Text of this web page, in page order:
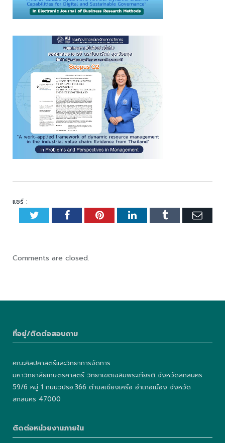
แชร์ :
TwitterFacebookPinterestLinkedInTumblr
Comments are closed.
ที่อยู่/ติดต่อสอบถาม
คณะศิลปศาสตร์และวิทยาการจัดการ
มหาวิทยาลัยเกษตรศาสตร์ วิทยาเขตเฉลิมพระเกียรติ จังหวัดสกลนคร
59/6 หมู่ 1 ถนนวปรอ.366 ตำบลเชียงเครือ อำเภอเมือง จังหวัด
สกลนคร 47000
ติดต่อหน่วยงานภายใน